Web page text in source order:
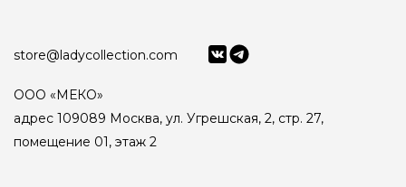
store@ladycollection.com
ООО «МЕКО»
адрес 109089 Москва, ул. Угрешская, 2, стр. 27,
помещение 01, этаж 2